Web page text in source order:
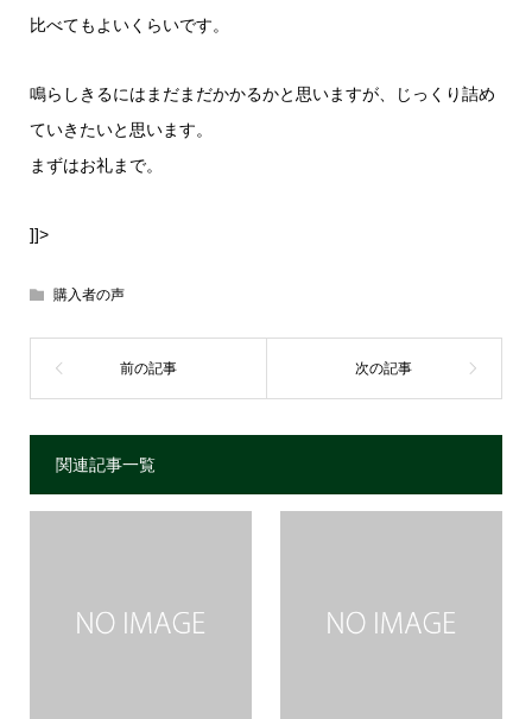
比べてもよいくらいです。
鳴らしきるにはまだまだかかるかと思いますが、じっくり詰め
ていきたいと思います。
まずはお礼まで。
]]>
購入者の声
関連記事一覧